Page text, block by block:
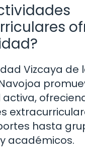
Vizcaya de
hasta
académicos.